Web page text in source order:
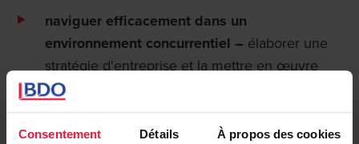
Consentement Détails À propos des cookies
naviguer efficacement dans un
environnement concurrentiel – élaborer une
stratégie d'entreprise et la mettre en œuvre
efficacement, afin d'assurer une croissance
durable et un positionnement renforcé dans le
domaine de la défense et les secteurs connexes